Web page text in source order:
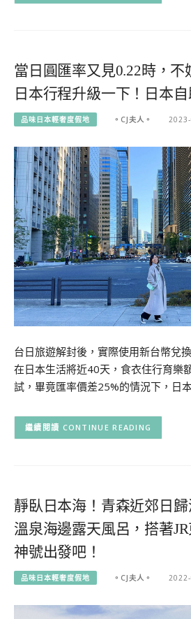
當日圓匯率又見0.22時，不
日本行程升級一下！日本
品味日本輕奢度假地 。CJ夫人。
台日旅遊解封後，實際使用新台幣兌
在日本生活將近40天，食衣住行育樂
試，畢竟匯率價差25%的情況下，日
CONTINUE READING
靜臥日本海！青森近郊日
溫泉海邊露天風呂，搭著JR
神號出發吧！
品味日本輕奢度假地 。CJ夫人。